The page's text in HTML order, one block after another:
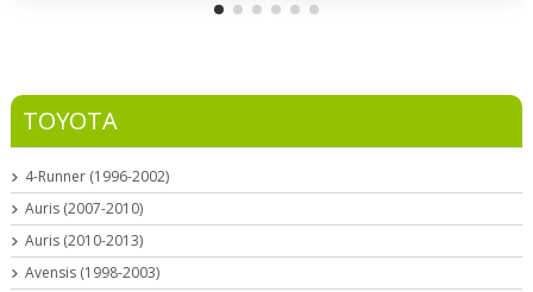
TOYOTA
4-Runner (1996-2002)
Auris (2007-2010)
Auris (2010-2013)
Avensis (1998-2003)